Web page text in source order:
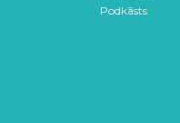
Podkāsts